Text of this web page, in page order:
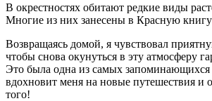
В окрестностях обитают редкие виды
Многие из них занесены в Красную книгу
Возвращаясь домой, я чувствовал
чтобы снова окунуться в эту атмосферу
Это была одна из самых запоминающихся
вдохновит меня на новые путешествия и
того!